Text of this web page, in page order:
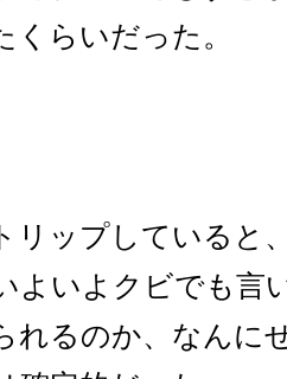
らいだった。
リップしていると
よいよクビでも言
れるのか、なんに